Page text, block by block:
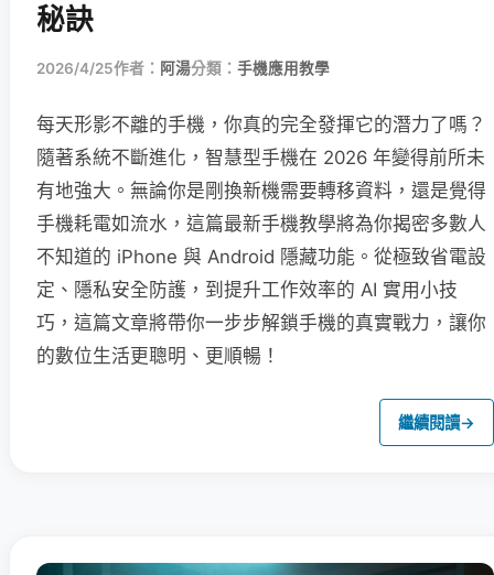
秘訣
2026/4/25作者： 阿湯分類： 手機應用教學
每天形影不離的手機，你真的完全發揮它的潛力了嗎？
隨著系統不斷進化，智慧型手機在 2026 年變得前所未
有地強大。無論你是剛換新機需要轉移資料，還是覺得
手機耗電如流水，這篇最新手機教學將為你揭密多數人
不知道的 iPhone 與 Android 隱藏功能。從極致省電設
定、隱私安全防護，到提升工作效率的 AI 實用小技
巧，這篇文章將帶你一步步解鎖手機的真實戰力，讓你
的數位生活更聰明、更順暢！
繼續閱讀→